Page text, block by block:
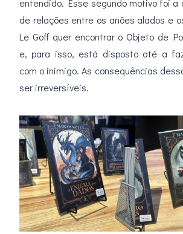
entendido. Esse segundo motivo foi a
de relações entre os anões alados e
Le Goff quer encontrar o Objeto de
e, para isso, está disposto até a
com o inimigo. As consequências
ser irreversíveis.